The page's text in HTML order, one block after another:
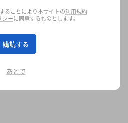
Max 2 CB ‘94 Lowから〈Thom
モデル GEL-KAYANO 14まで、今週
ることにより本サイトの利用規約
シーに同意するものとします。
購読する
あとで